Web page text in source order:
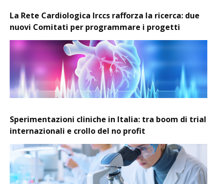
La Rete Cardiologica Irccs rafforza la ricerca: due
nuovi Comitati per programmare i progetti
Sperimentazioni cliniche in Italia: tra boom di trial
internazionali e crollo del no profit